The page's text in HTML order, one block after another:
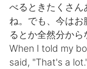
べるときたくさん
ね。でも、今はお
るとか全然分か
When I told my
said, "That's a